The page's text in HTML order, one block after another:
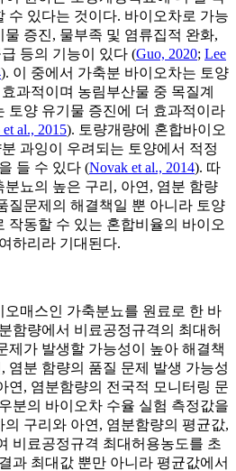
수 있다는 것이다. 바이오차로 가능
증진, 물부족 및 염류집적 완화,
등의 기능이 있다 (Guo, 2020; Lee
). 이 중에서 가축분 바이오차는 토양
과적이며 농림부산물 중 목질계
토양 유기물 증진에 더 효과적이라
al., 2015). 토량개량에 혼합바이오
과잉이 우려되는 토양에서 적정
들 수 있다 (Novak et al., 2014). 따
뇨의 높은 구리, 아연, 염분 함량
질문제의 해결책일 뿐 아니라 토양
작동할 수 있는 혼합비율의 바이오
하리라 기대된다.
매스인 가축분뇨를 원료로 한 바
함량에서 비료공정규격의 최대허
제가 발생할 가능성이 높아 해결책
염분 함량의 품질 문제 발생 가능성
연, 염분함량의 전국적 모니터링 문
분의 바이오차 수율 실험 측정값을
구리와 아연, 염분함량의 평균값,
비료공정규격 최대허용농도를 초
과 최대값 뿐만 아니라 평균값에서